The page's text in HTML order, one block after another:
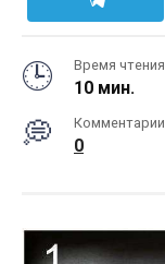
Время чтения
10 мин.
Комментарии
0